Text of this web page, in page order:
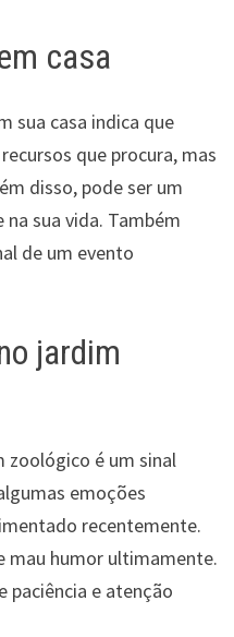
casa
sua casa indica que
que procura, mas
disso, pode ser um
sua vida. Também
de um evento
jardim
zoológico é um sinal
emoções
recentemente.
mau humor ultimamente.
paciência e atenção